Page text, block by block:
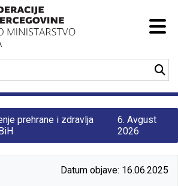
prehrane i zdravlja
6. Avgust
2026
Datum objave: 16.06.2025